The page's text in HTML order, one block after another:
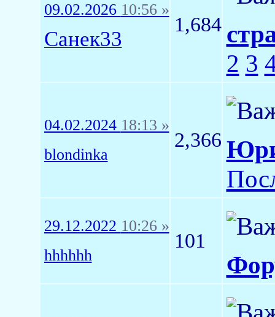
09.02.2026 10:56 »
Санек33
1,684
2 3
04.02.2024 18:13 »
blondinka
2,366
29.12.2022 10:26 »
hhhhhh
101